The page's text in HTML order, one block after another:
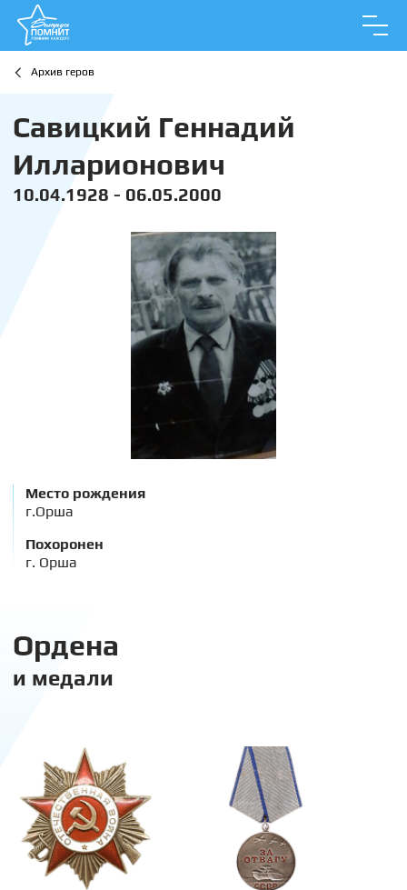
Архив геров
Савицкий Геннадий
Илларионович
10.04.1928 - 06.05.2000
Место рождения
г.Орша
Похоронен
г. Орша
Ордена
и медали